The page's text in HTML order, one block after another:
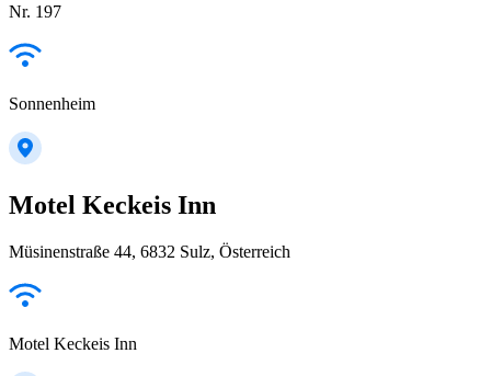
Nr. 197
Sonnenheim
Motel Keckeis Inn
Müsinenstraße 44, 6832 Sulz, Österreich
Motel Keckeis Inn